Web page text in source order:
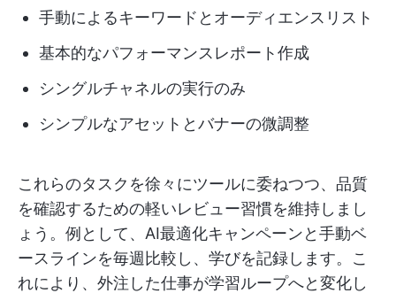
手動によるキーワードとオーディエンスリスト
基本的なパフォーマンスレポート作成
シングルチャネルの実行のみ
シンプルなアセットとバナーの微調整
これらのタスクを徐々にツールに委ねつつ、品質
を確認するための軽いレビュー習慣を維持しまし
ょう。例として、AI最適化キャンペーンと手動ベ
ースラインを毎週比較し、学びを記録します。こ
れにより、外注した仕事が学習ループへと変化し